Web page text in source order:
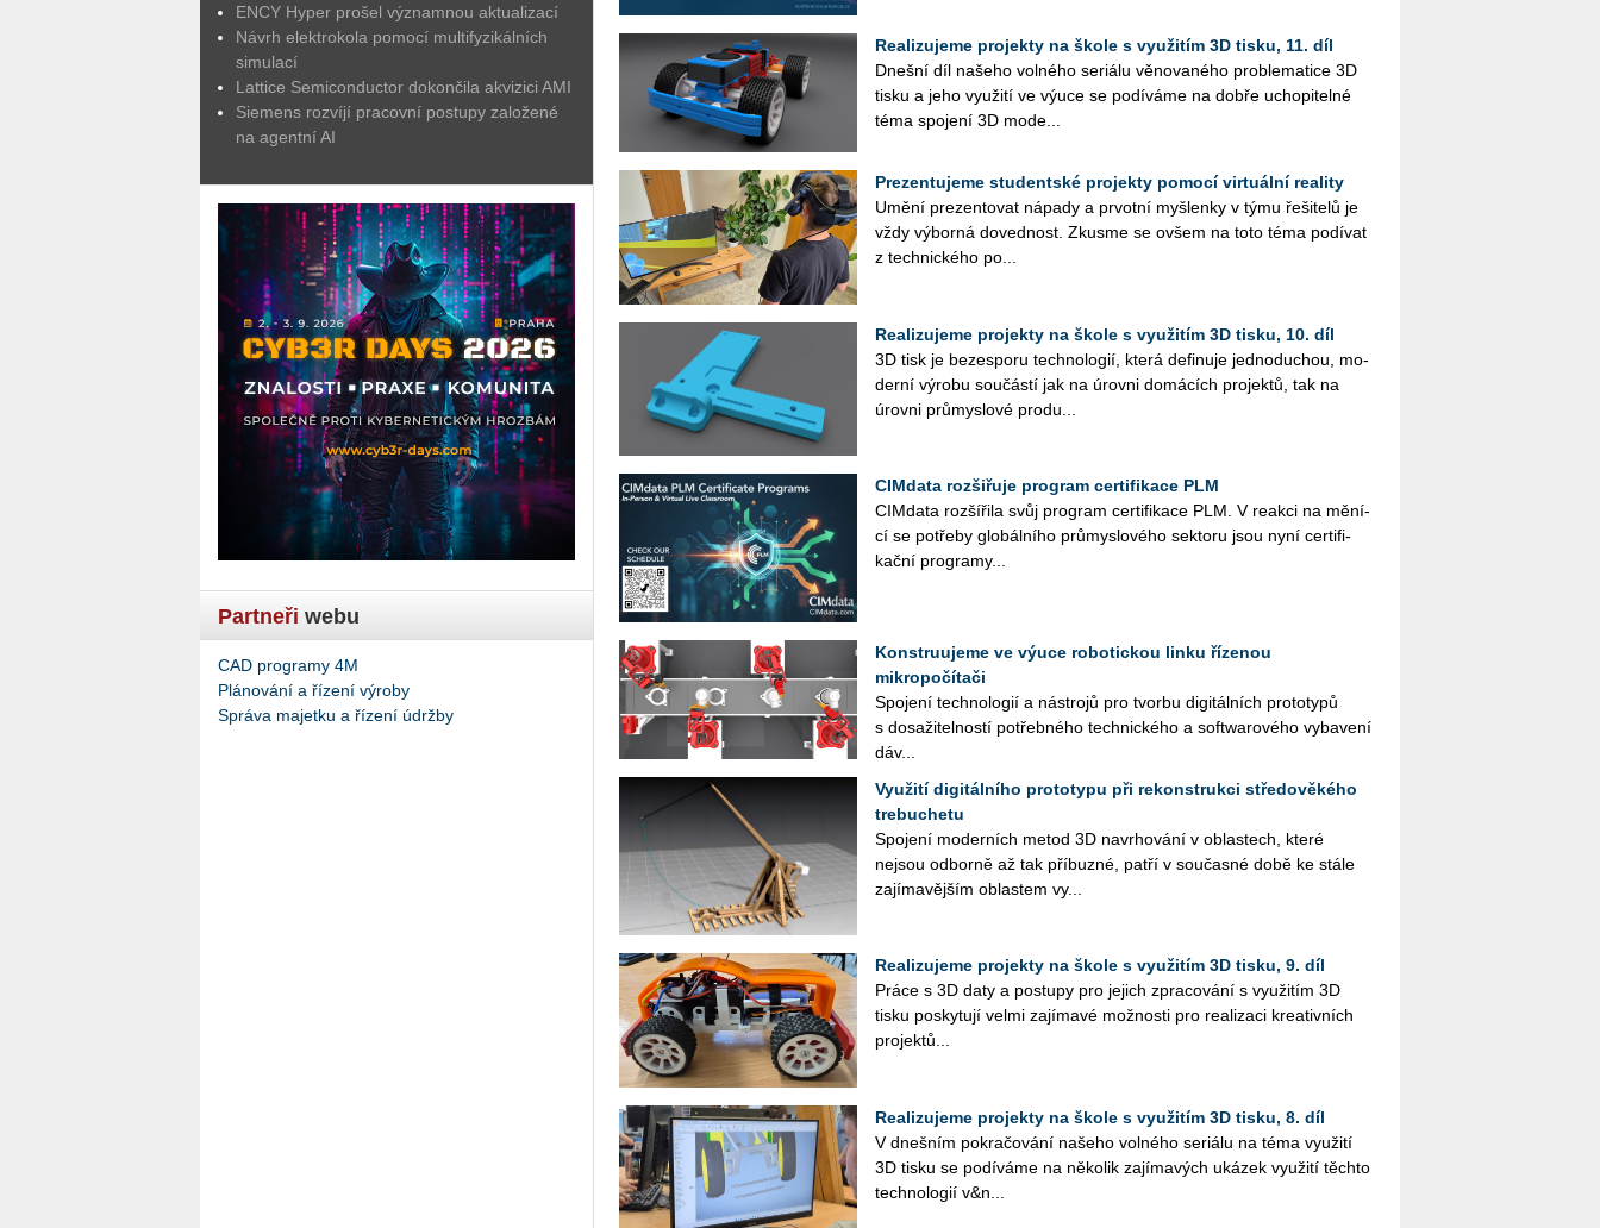
ENCY Hyper prošel významnou aktualizací
Návrh elektrokola pomocí multifyzikálních
simulací
Lattice Semiconductor dokončila akvizici AMI
Siemens rozvíjí pracovní postupy založené
na agentní AI
Partneři webu
CAD programy 4M
Plánování a řízení výroby
Správa majetku a řízení údržby
Realizujeme projekty na škole s využitím 3D tisku, 11. díl
Dneš­ní díl na­še­ho vol­né­ho se­ri­á­lu vě­no­va­né­ho pro­ble­ma­ti­ce 3D
tisku a jeho vy­u­ži­tí ve výuce se po­dí­vá­me na dobře ucho­pi­tel­né
téma spo­je­ní 3D mo­de...
Prezentujeme studentské projekty pomocí virtuální reality
Umění pre­zen­to­vat ná­pa­dy a pr­vot­ní myš­len­ky v týmu ře­ši­te­lů je
vždy vý­bor­ná do­ved­nost. Zkus­me se ovšem na toto téma po­dí­vat
z tech­nic­ké­ho po...
Realizujeme projekty na škole s využitím 3D tisku, 10. díl
3D tisk je be­ze­spo­ru tech­no­lo­gií, která de­fi­nu­je jed­no­du­chou, mo­
der­ní vý­ro­bu sou­čás­tí jak na úrov­ni do­má­cích pro­jek­tů, tak na
úrov­ni prů­mys­lo­vé pro­du...
CIMdata rozšiřuje program certifikace PLM
CIM­da­ta roz­ší­ři­la svůj pro­gram cer­ti­fi­ka­ce PLM. V re­ak­ci na mě­ní­
cí se po­tře­by glo­bál­ní­ho prů­mys­lo­vé­ho sek­to­ru jsou nyní cer­ti­fi­
kač­ní pro­gra­my...
Konstruujeme ve výuce robotickou linku řízenou
mikropočítači
Spo­je­ní tech­no­lo­gií a ná­stro­jů pro tvor­bu di­gi­tál­ních pro­to­ty­pů
s do­sa­ži­tel­nos­tí po­třeb­né­ho tech­nic­ké­ho a soft­wa­ro­vého vy­ba­ve­ní
dáv...
Využití digitálního prototypu při rekonstrukci středověkého
trebuchetu
Spo­je­ní mo­der­ních metod 3D na­vr­ho­vá­ní v ob­las­tech, které
nejsou od­bor­ně až tak pří­buz­né, patří v sou­čas­né době ke stále
za­jí­ma­věj­ším ob­las­tem vy­...
Realizujeme projekty na škole s využitím 3D tisku, 9. díl
Práce s 3D daty a po­stu­py pro je­jich zpra­co­vá­ní s vy­u­ži­tím 3D
tisku po­sky­tu­jí velmi za­jí­ma­vé mož­nos­ti pro re­a­li­za­ci kre­a­tiv­ních
pro­jek­tů...
Realizujeme projekty na škole s využitím 3D tisku, 8. díl
V dneš­ním po­kra­čo­vá­ní na­še­ho vol­né­ho se­ri­á­lu na téma vy­u­ži­tí
3D tisku se po­dí­vá­me na ně­ko­lik za­jí­ma­vých uká­zek vy­u­ži­tí těch­to
tech­no­lo­gií v&n...